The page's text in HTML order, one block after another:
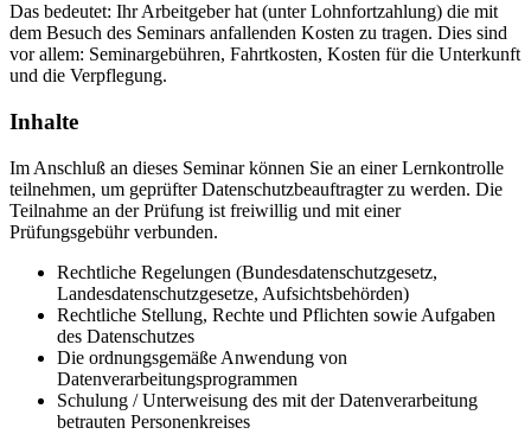
Das bedeutet: Ihr Arbeitgeber hat (unter Lohnfortzahlung) die mit
dem Besuch des Seminars anfallenden Kosten zu tragen. Dies sind
vor allem: Seminargebühren, Fahrtkosten, Kosten für die Unterkunft
und die Verpflegung.
Inhalte
Im Anschluß an dieses Seminar können Sie an einer Lernkontrolle
teilnehmen, um geprüfter Datenschutzbeauftragter zu werden. Die
Teilnahme an der Prüfung ist freiwillig und mit einer
Prüfungsgebühr verbunden.
Rechtliche Regelungen (Bundesdatenschutzgesetz,
Landesdatenschutzgesetze, Aufsichtsbehörden)
Rechtliche Stellung, Rechte und Pflichten sowie Aufgaben
des Datenschutzes
Die ordnungsgemäße Anwendung von
Datenverarbeitungsprogrammen
Schulung / Unterweisung des mit der Datenverarbeitung
betrauten Personenkreises